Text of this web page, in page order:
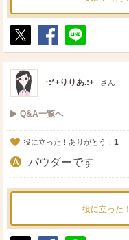
ポ
ス
ト
シ
ェ
送
る
･:*+りりあ.:+ さん
Q&A一覧へ
役に立った！ありがとう： 1
パウダーです
役に立った！